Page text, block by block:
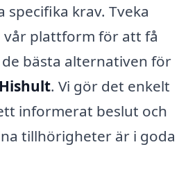
specifika krav. Tveka
vår plattform för att få
bästa alternativen för
. Vi gör det enkelt
informerat beslut och
tillhörigheter är i goda